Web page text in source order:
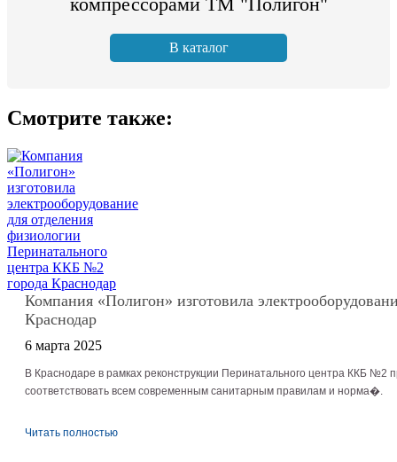
В каталог
Смотрите также:
Компания «Полигон» изготовила
Краснодар
6 марта 2025
В Краснодаре в рамках реконструкции Перинатального центра ККБ
соответствовать всем современным санитарным правилам и норма�.
Читать полностью